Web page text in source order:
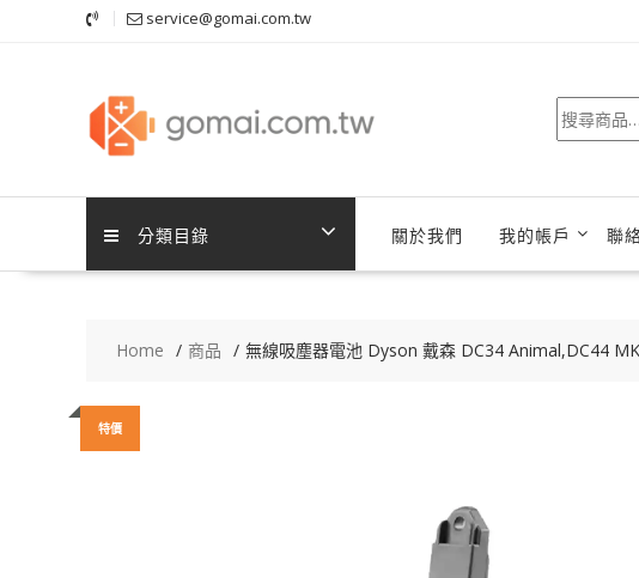
service@gomai.com.tw
搜
尋
分類目錄 關於我們 我的帳戶 聯
Home 商品 無線吸塵器電池 Dyson 戴森 DC34 Animal,DC44
特價